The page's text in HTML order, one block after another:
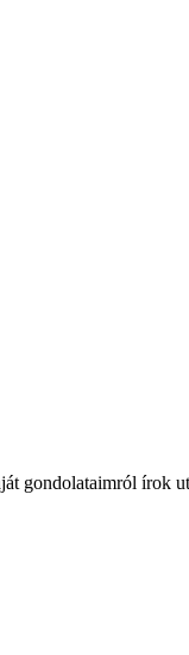
gondolataimról írok